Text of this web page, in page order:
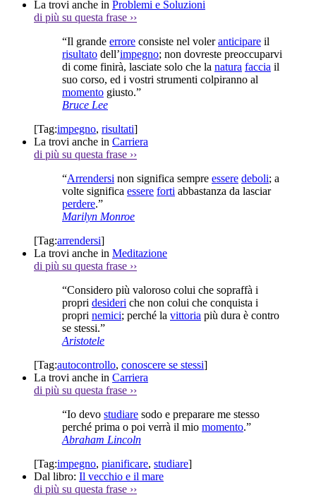
La trovi anche in Problemi e Soluzioni
di più su questa frase ››
“Il grande errore consiste nel voleranticipare il
risultato dell’impegno; non dovreste preoccuparvi
di come finirà, lasciate solo che la natura faccia il
suo corso, ed i vostri strumenti colpiranno al
momento giusto.”
Bruce Lee
[Tag:impegno, risultati]
La trovi anche in Carriera
di più su questa frase ››
“Arrendersi non significa sempre essere deboli; a
volte significa essere forti abbastanza da lasciar
perdere.”
Marilyn Monroe
[Tag:arrendersi]
La trovi anche in Meditazione
di più su questa frase ››
“Considero più valoroso colui che sopraffà i
propri desideri che non colui che conquista i
propri nemici; perché la vittoria più dura è contro
se stessi.”
Aristotele
[Tag:autocontrollo, conoscere se stessi]
La trovi anche in Carriera
di più su questa frase ››
“Io devo studiare sodo e preparare me stesso
perché prima o poi verrà il mio momento.”
Abraham Lincoln
[Tag:impegno, pianificare, studiare]
Dal libro: Il vecchio e il mare
di più su questa frase ››